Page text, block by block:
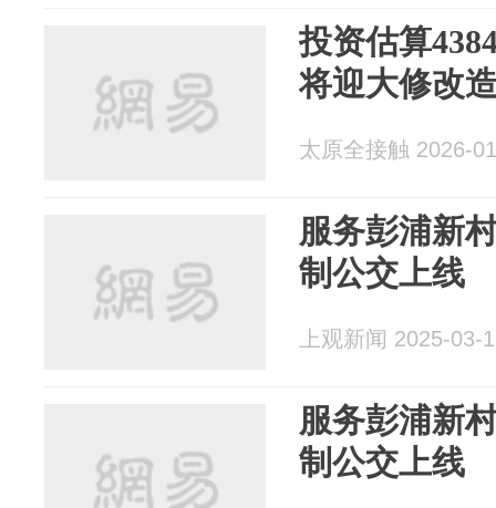
投资估算
将迎大修改
太原全接触 2026-
服务彭浦新
制公交上线
上观新闻 2025-03-
服务彭浦新
制公交上线